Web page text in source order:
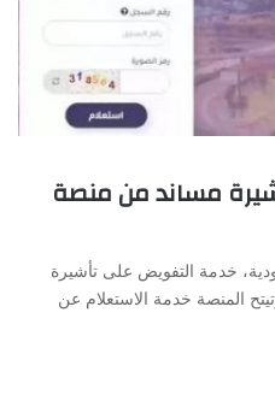
مساند من منصة
خدمة التفويض على تأشيرة
المنصة خدمة الاستعلام عن